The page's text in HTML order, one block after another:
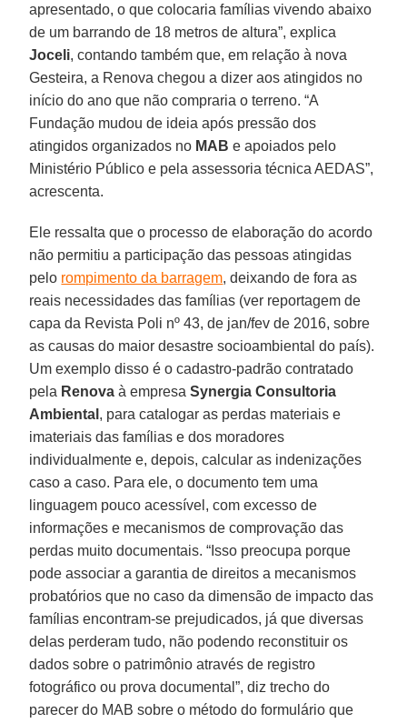
apresentado, o que colocaria famílias vivendo abaixo
de um barrando de 18 metros de altura”, explica
Joceli, contando também que, em relação à nova
Gesteira, a Renova chegou a dizer aos atingidos no
início do ano que não compraria o terreno. “A
Fundação mudou de ideia após pressão dos
atingidos organizados no MAB e apoiados pelo
Ministério Público e pela assessoria técnica AEDAS”,
acrescenta.
Ele ressalta que o processo de elaboração do acordo
não permitiu a participação das pessoas atingidas
pelo rompimento da barragem, deixando de fora as
reais necessidades das famílias (ver reportagem de
capa da Revista Poli nº 43, de jan/fev de 2016, sobre
as causas do maior desastre socioambiental do país).
Um exemplo disso é o cadastro-padrão contratado
pela Renova à empresaSynergia Consultoria
Ambiental , para catalogar as perdas materiais e
imateriais das famílias e dos moradores
individualmente e, depois, calcular as indenizações
caso a caso. Para ele, o documento tem uma
linguagem pouco acessível, com excesso de
informações e mecanismos de comprovação das
perdas muito documentais. “Isso preocupa porque
pode associar a garantia de direitos a mecanismos
probatórios que no caso da dimensão de impacto das
famílias encontram-se prejudicados, já que diversas
delas perderam tudo, não podendo reconstituir os
dados sobre o patrimônio através de registro
fotográfico ou prova documental”, diz trecho do
parecer do MAB sobre o método do formulário que